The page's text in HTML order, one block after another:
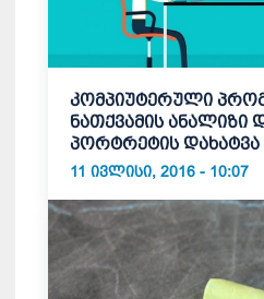
კომპიუტერული
ნათქვამის
პორტრეტის დახატვა
11 ᲘᲕᲚᲘᲡᲘ, 2016 - 10:07